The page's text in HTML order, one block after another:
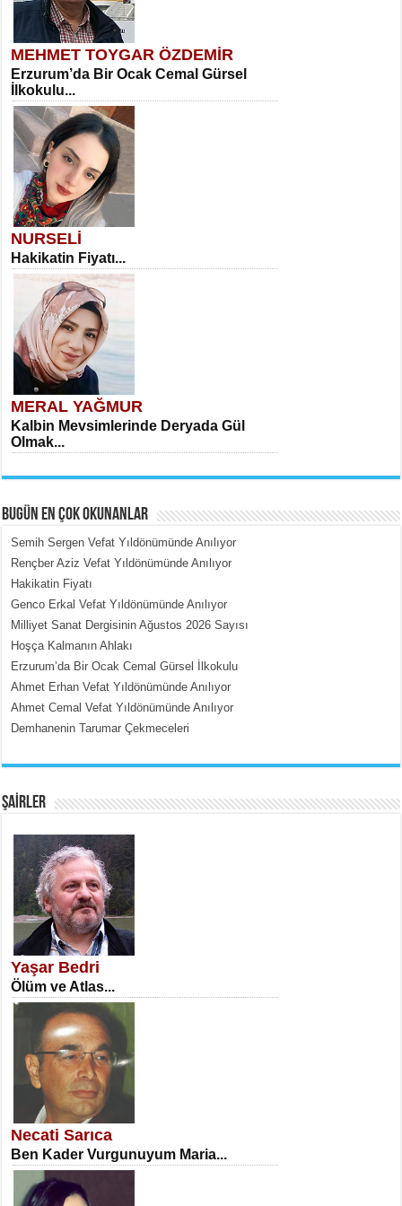
MEHMET TOYGAR ÖZDEMİR
Erzurum’da Bir Ocak Cemal Gürsel
İlkokulu...
NURSELİ
Hakikatin Fiyatı...
MERAL YAĞMUR
Kalbin Mevsimlerinde Deryada Gül
Olmak...
MEHMET ÇOBAN
İçerdeki Put Dışardaki Maskeler...
SATILMIŞ ÜMİT ÇETİNKAYA
Erkenlik...
NECLA DİLEK ARSLAN
Öğretmenler Günü Mahkemesi...
BUGÜN EN ÇOK OKUNANLAR
Semih Sergen Vefat Yıldönümünde Anılıyor
Rençber Aziz Vefat Yıldönümünde Anılıyor
Hakikatin Fiyatı
Genco Erkal Vefat Yıldönümünde Anılıyor
Milliyet Sanat Dergisinin Ağustos 2026 Sayısı
Hoşça Kalmanın Ahlakı
Erzurum’da Bir Ocak Cemal Gürsel İlkokulu
Ahmet Erhan Vefat Yıldönümünde Anılıyor
Ahmet Cemal Vefat Yıldönümünde Anılıyor
Demhanenin Tarumar Çekmeceleri
ŞAİRLER
Yaşar Bedri
Ölüm ve Atlas...
Necati Sarıca
Ben Kader Vurgunuyum Maria...